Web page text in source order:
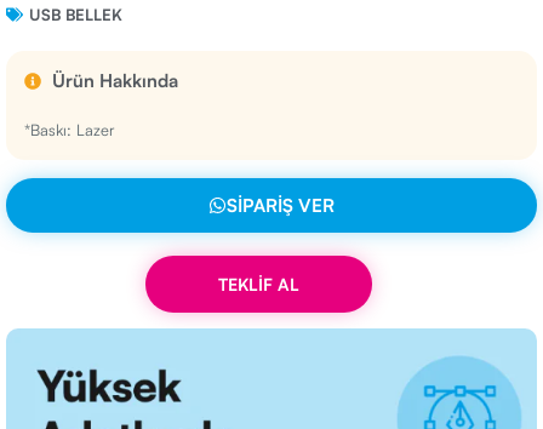
USB BELLEK
Ürün Hakkında
*Baskı: Lazer
SIPARIŞ VER
TEKLİF AL